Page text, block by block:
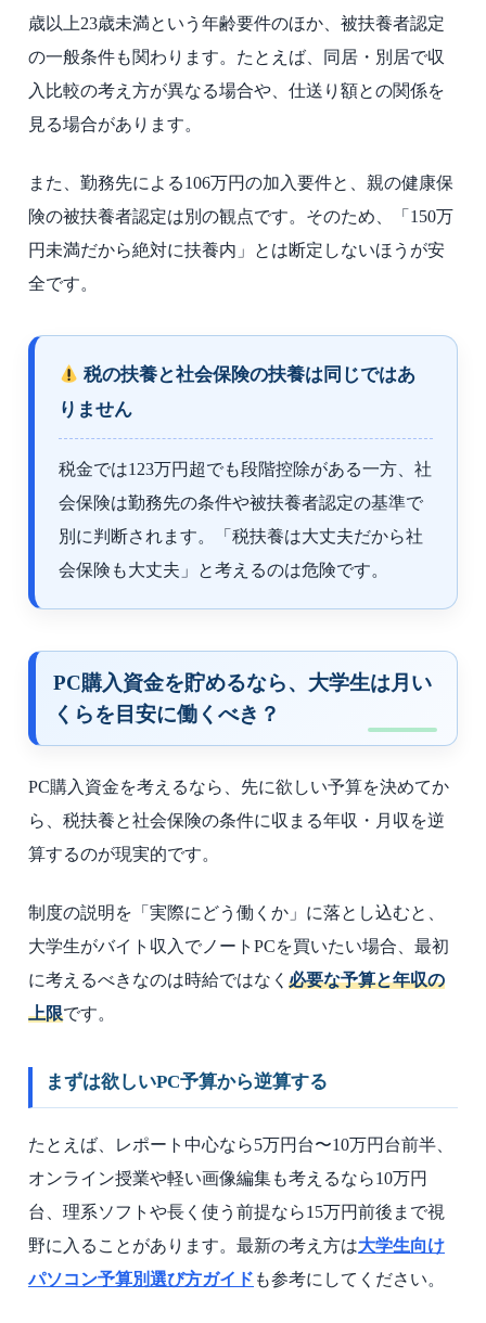
歳以上23歳未満という年齢要件のほか、被扶養者認定
の一般条件も関わります。たとえば、同居・別居で収
入比較の考え方が異なる場合や、仕送り額との関係を
見る場合があります。
また、勤務先による106万円の加入要件と、親の健康保
険の被扶養者認定は別の観点です。そのため、「150万
円未満だから絶対に扶養内」とは断定しないほうが安
全です。
税の扶養と社会保険の扶養は同じではあ
りません
税金では123万円超でも段階控除がある一方、社
会保険は勤務先の条件や被扶養者認定の基準で
別に判断されます。「税扶養は大丈夫だから社
会保険も大丈夫」と考えるのは危険です。
PC購入資金を貯めるなら、大学生は月い
くらを目安に働くべき？
PC購入資金を考えるなら、先に欲しい予算を決めてか
ら、税扶養と社会保険の条件に収まる年収・月収を逆
算するのが現実的です。
制度の説明を「実際にどう働くか」に落とし込むと、
大学生がバイト収入でノートPCを買いたい場合、最初
に考えるべきなのは時給ではなく 必要な予算と年収の
上限です。
まずは欲しいPC予算から逆算する
たとえば、レポート中心なら5万円台〜10万円台前半、
オンライン授業や軽い画像編集も考えるなら10万円
台、理系ソフトや長く使う前提なら15万円前後まで視
野に入ることがあります。最新の考え方は大学生向け
パソコン予算別選び方ガイド も参考にしてください。